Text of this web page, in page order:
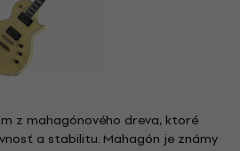
z mahagónového dreva, ktoré
a stabilitu. Mahagón je známy